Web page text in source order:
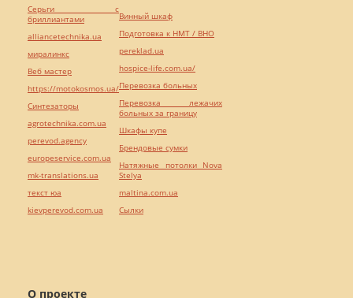
О проекте
Серьги с
бриллиантами
alliancetechnika.ua
миралинкс
Веб мастер
https://motokosmos.ua/
Синтезаторы
agrotechnika.com.ua
perevod.agency
europeservice.com.ua
mk-translations.ua
текст юа
kievperevod.com.ua
Винный шкаф
Подготовка к НМТ / ВНО
pereklad.ua
hospice-life.com.ua/
Перевозка больных
Перевозка лежачих
больных за границу
Шкафы купе
Брендовые сумки
Натяжные потолки Nova
Stelya
maltina.com.ua
Cылки